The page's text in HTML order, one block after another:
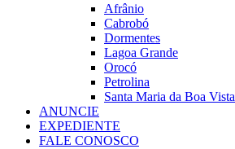
Afrânio
Cabrobó
Dormentes
Lagoa Grande
Orocó
Petrolina
Santa Maria da Boa Vista
ANUNCIE
EXPEDIENTE
FALE CONOSCO